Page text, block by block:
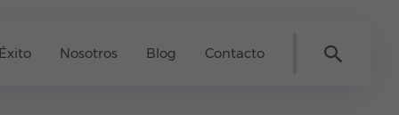
Nosotros Blog Contacto